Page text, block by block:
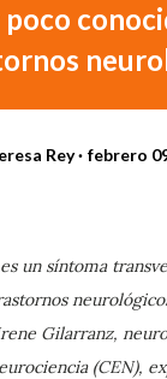
Rey febrero
un síntoma
Gilarranz,
(CEN),